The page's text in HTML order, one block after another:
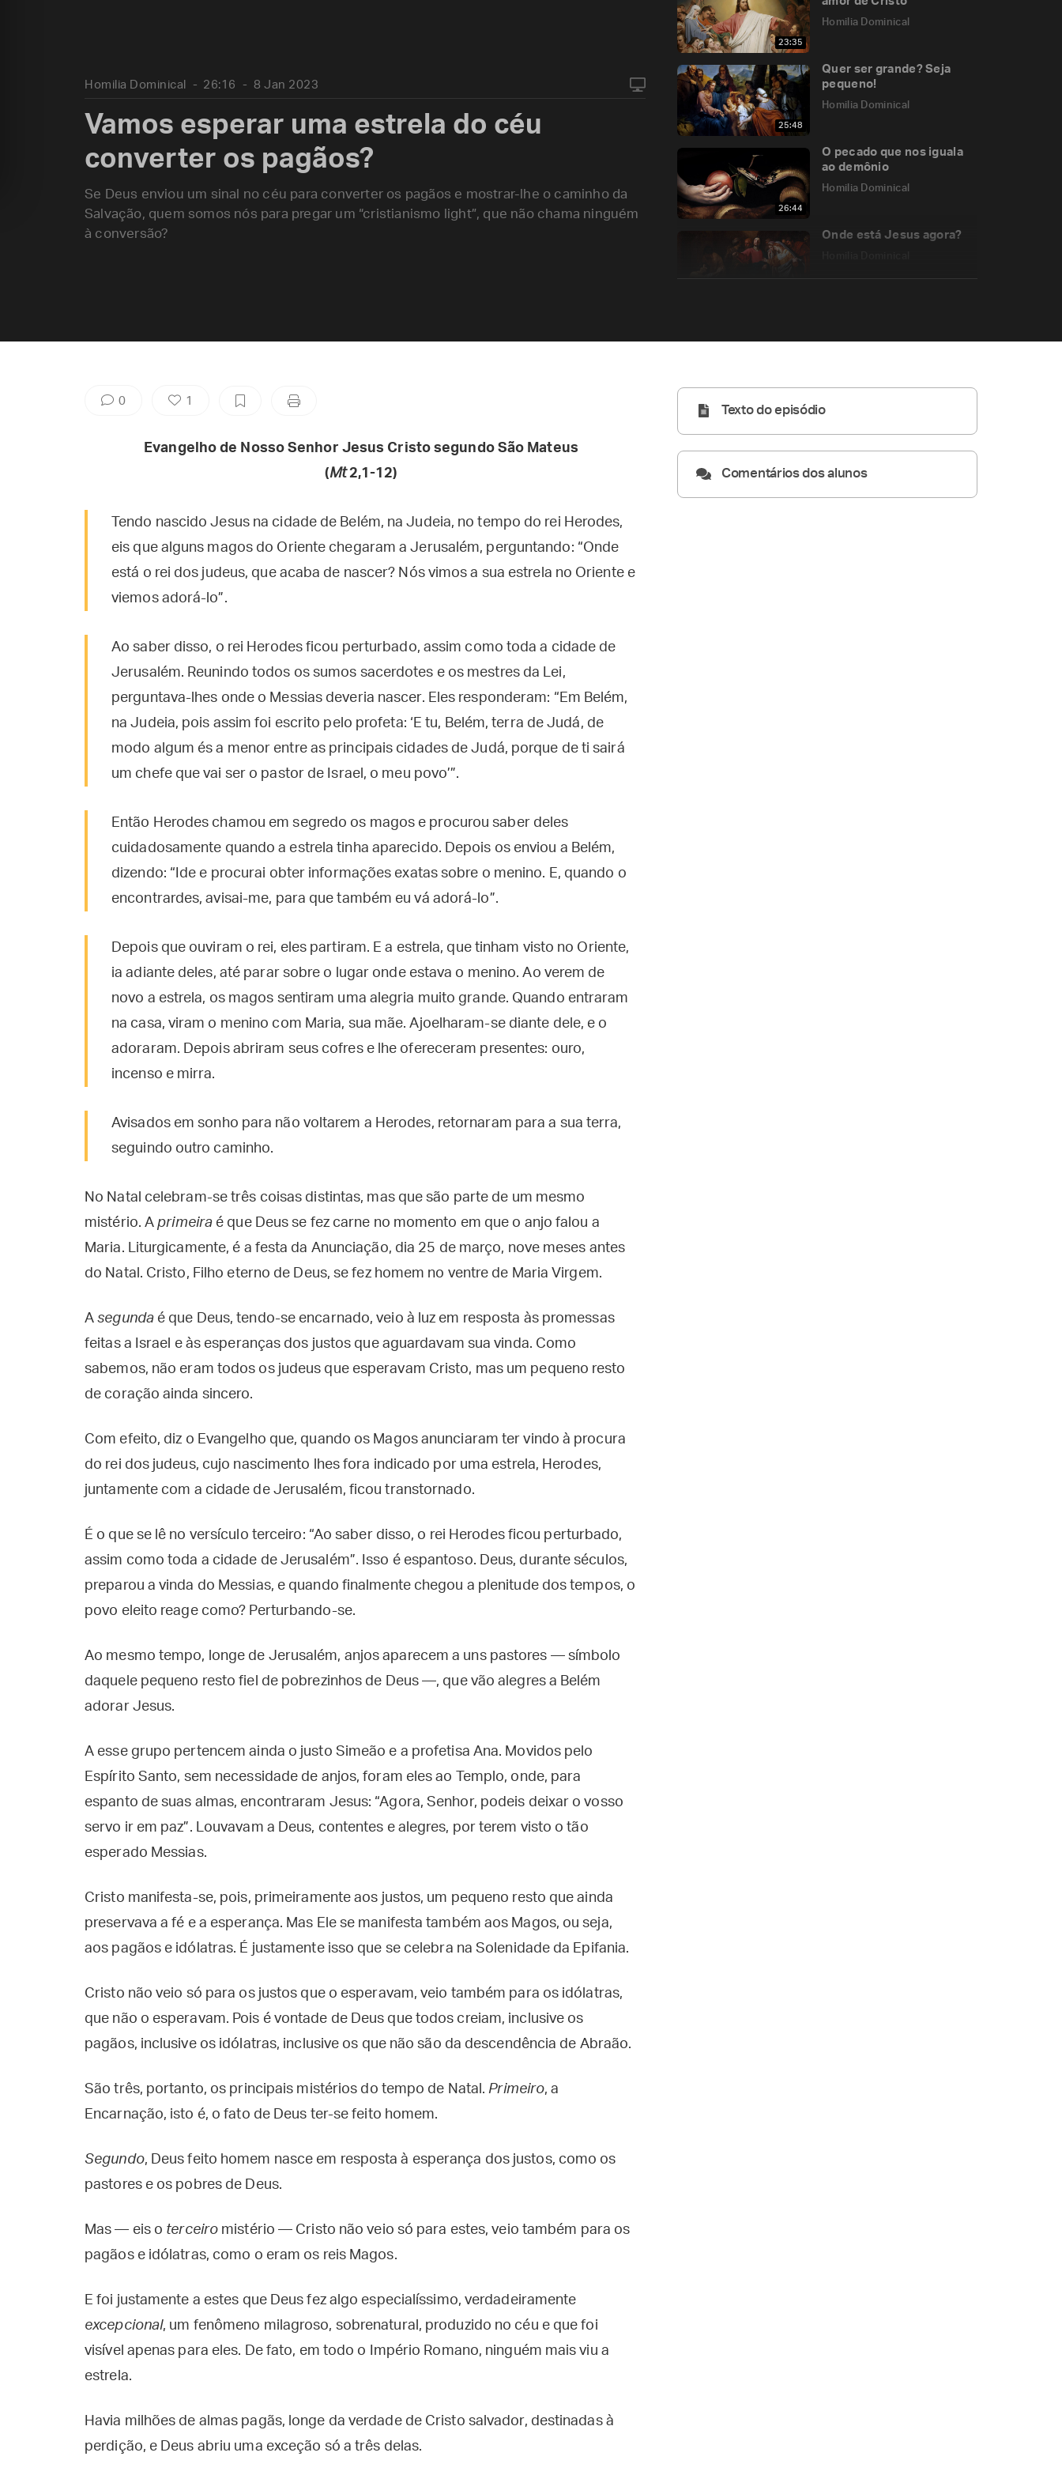
23:35
Homilia Dominical
25:48
Quer ser grande? Seja
pequeno!
Homilia Dominical
26:44
O pecado que nos iguala
ao demônio
Homilia Dominical
Onde está Jesus agora?
Homilia Dominical 26:16 8 Jan 2023
Vamos esperar uma estrela do céu
converter os pagãos?
Se Deus enviou um sinal no céu para converter os pagãos e mostrar-lhe o caminho da
Salvação, quem somos nós para pregar um “cristianismo light”, que não chama ninguém
à conversão?
0 1
Evangelho de Nosso Senhor Jesus Cristo segundo São Mateus
(Mt2,1-12)
Tendo nascido Jesus na cidade de Belém, na Judeia, no tempo do rei Herodes,
eis que alguns magos do Oriente chegaram a Jerusalém, perguntando: “Onde
está o rei dos judeus, que acaba de nascer? Nós vimos a sua estrela no Oriente e
viemos adorá-lo”.
Ao saber disso, o rei Herodes ficou perturbado, assim como toda a cidade de
Jerusalém. Reunindo todos os sumos sacerdotes e os mestres da Lei,
perguntava-lhes onde o Messias deveria nascer. Eles responderam: “Em Belém,
na Judeia, pois assim foi escrito pelo profeta: ‘E tu, Belém, terra de Judá, de
modo algum és a menor entre as principais cidades de Judá, porque de ti sairá
um chefe que vai ser o pastor de Israel, o meu povo’”.
Então Herodes chamou em segredo os magos e procurou saber deles
cuidadosamente quando a estrela tinha aparecido. Depois os enviou a Belém,
dizendo: “Ide e procurai obter informações exatas sobre o menino. E, quando o
encontrardes, avisai-me, para que também eu vá adorá-lo”.
Depois que ouviram o rei, eles partiram. E a estrela, que tinham visto no Oriente,
ia adiante deles, até parar sobre o lugar onde estava o menino. Ao verem de
novo a estrela, os magos sentiram uma alegria muito grande. Quando entraram
na casa, viram o menino com Maria, sua mãe. Ajoelharam-se diante dele, e o
adoraram. Depois abriram seus cofres e lhe ofereceram presentes: ouro,
incenso e mirra.
Avisados em sonho para não voltarem a Herodes, retornaram para a sua terra,
seguindo outro caminho.
No Natal celebram-se três coisas distintas, mas que são parte de um mesmo
mistério. Aprimeira é que Deus se fez carne no momento em que o anjo falou a
Maria. Liturgicamente, é a festa da Anunciação, dia 25 de março, nove meses antes
do Natal. Cristo, Filho eterno de Deus, se fez homem no ventre de Maria Virgem.
Asegundaé que Deus, tendo-se encarnado, veio à luz em resposta às promessas
feitas a Israel e às esperanças dos justos que aguardavam sua vinda. Como
sabemos, não eram todos os judeus que esperavam Cristo, mas um pequeno resto
de coração ainda sincero.
Com efeito, diz o Evangelho que, quando os Magos anunciaram ter vindo à procura
do rei dos judeus, cujo nascimento lhes fora indicado por uma estrela, Herodes,
juntamente com a cidade de Jerusalém, ficou transtornado.
É o que se lê no versículo terceiro: “Ao saber disso, o rei Herodes ficou perturbado,
assim como toda a cidade de Jerusalém”. Isso é espantoso. Deus, durante séculos,
preparou a vinda do Messias, e quando finalmente chegou a plenitude dos tempos, o
povo eleito reage como? Perturbando-se.
Ao mesmo tempo, longe de Jerusalém, anjos aparecem a uns pastores — símbolo
daquele pequeno resto fiel de pobrezinhos de Deus —, que vão alegres a Belém
adorar Jesus.
A esse grupo pertencem ainda o justo Simeão e a profetisa Ana. Movidos pelo
Espírito Santo, sem necessidade de anjos, foram eles ao Templo, onde, para
espanto de suas almas, encontraram Jesus: “Agora, Senhor, podeis deixar o vosso
servo ir em paz”. Louvavam a Deus, contentes e alegres, por terem visto o tão
esperado Messias.
Cristo manifesta-se, pois, primeiramente aos justos, um pequeno resto que ainda
preservava a fé e a esperança. Mas Ele se manifesta também aos Magos, ou seja,
aos pagãos e idólatras. É justamente isso que se celebra na Solenidade da Epifania.
Cristo não veio só para os justos que o esperavam, veio também para os idólatras,
que não o esperavam. Pois é vontade de Deus que todos creiam, inclusive os
pagãos, inclusive os idólatras, inclusive os que não são da descendência de Abraão.
São três, portanto, os principais mistérios do tempo de Natal.Primeiro, a
Encarnação, isto é, o fato de Deus ter-se feito homem.
Segundo, Deus feito homem nasce em resposta à esperança dos justos, como os
pastores e os pobres de Deus.
Mas — eis o terceiro mistério — Cristo não veio só para estes, veio também para os
pagãos e idólatras, como o eram os reis Magos.
E foi justamente a estes que Deus fez algo especialíssimo, verdadeiramente
excepcional, um fenômeno milagroso, sobrenatural, produzido no céu e que foi
visível apenas para eles. De fato, em todo o Império Romano, ninguém mais viu a
estrela.
Havia milhões de almas pagãs, longe da verdade de Cristo salvador, destinadas à
perdição, e Deus abriu uma exceção só a três delas.
Texto do episódio
Comentários dos alunos